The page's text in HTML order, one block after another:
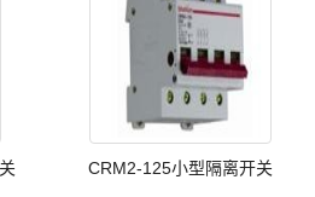
CRM2-125小型隔离开关